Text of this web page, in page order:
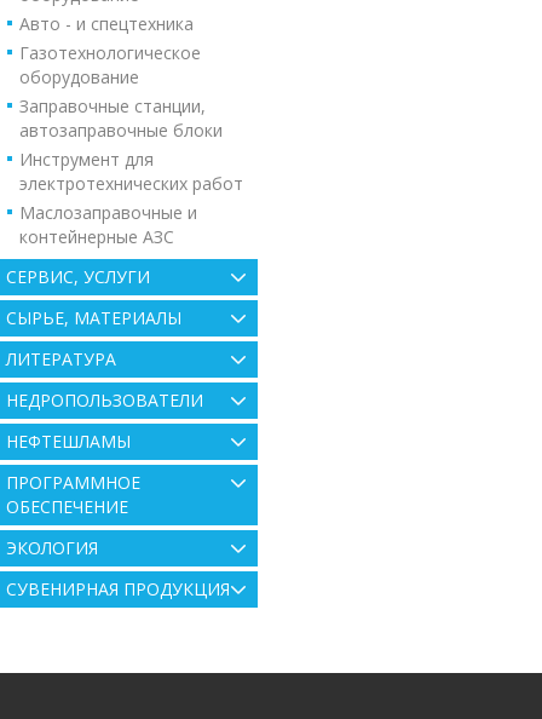
Авто - и спецтехника
Газотехнологическое
оборудование
Заправочные станции,
автозаправочные блоки
Инструмент для
электротехнических работ
Маслозаправочные и
контейнерные АЗС
СЕРВИС, УСЛУГИ
СЫРЬЕ, МАТЕРИАЛЫ
ЛИТЕРАТУРА
НЕДРОПОЛЬЗОВАТЕЛИ
НЕФТЕШЛАМЫ
ПРОГРАММНОЕ
ОБЕСПЕЧЕНИЕ
ЭКОЛОГИЯ
СУВЕНИРНАЯ ПРОДУКЦИЯ